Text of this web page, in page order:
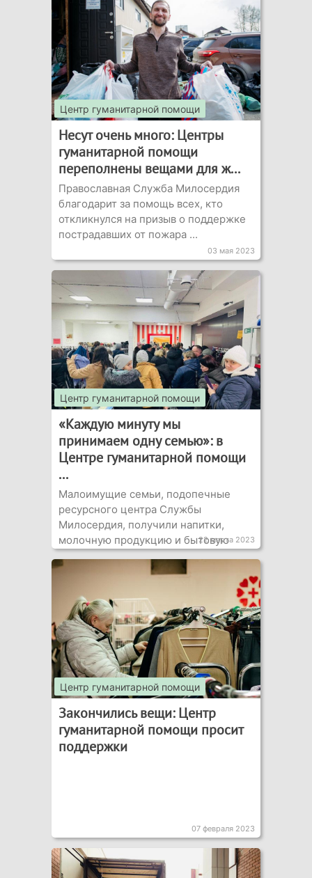
Центр гуманитарной помощи
Несут очень много: Центры
гуманитарной помощи
переполнены вещами для ж...
Православная Служба Милосердия
благодарит за помощь всех, кто
откликнулся на призыв о поддержке
пострадавших от пожара ...
03 мая 2023
Центр гуманитарной помощи
«Каждую минуту мы
принимаем одну семью»: в
Центре гуманитарной помощи
...
Малоимущие семьи, подопечные
ресурсного центра Службы
Милосердия, получили напитки,
молочную продукцию и бытовую
химию
22 марта 2023
Центр гуманитарной помощи
Закончились вещи: Центр
гуманитарной помощи просит
поддержки
07 февраля 2023